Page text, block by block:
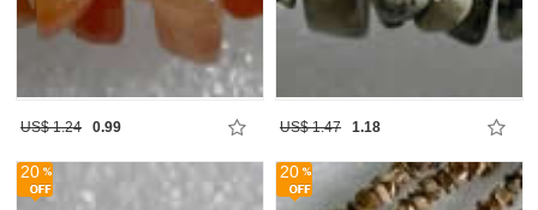
US$ 1.24 0.99 US$ 1.47 1.18
20 20